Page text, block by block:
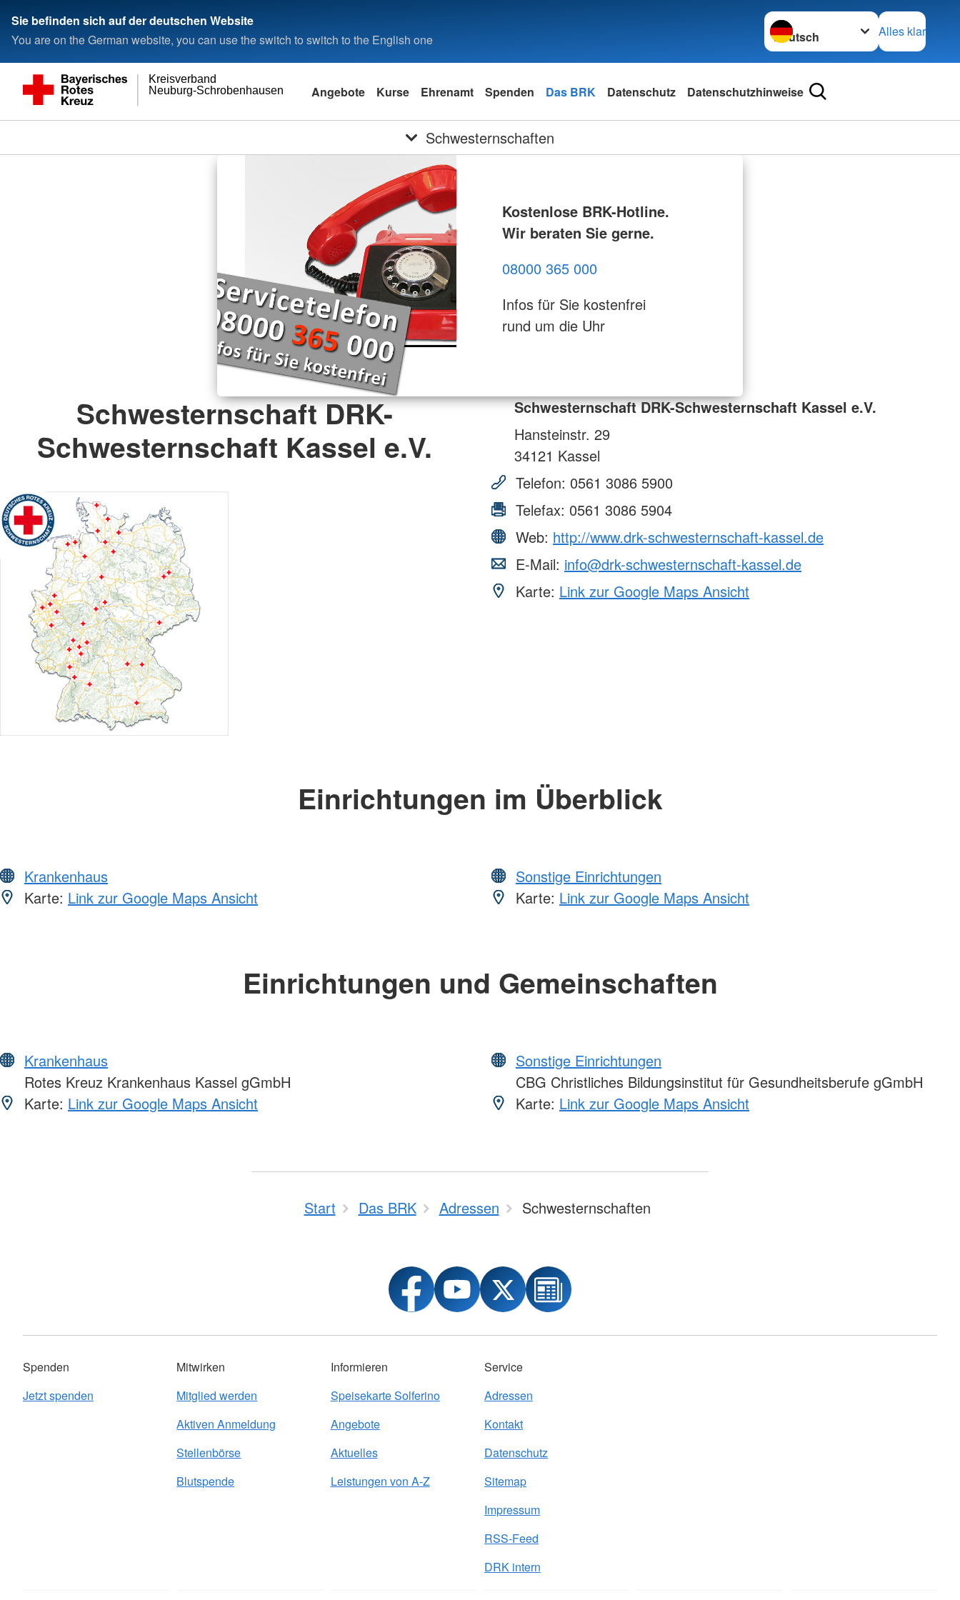
Sie befinden sich auf der deutschen Website
You are on the German website, you can use the switch to switch to the English one
Sprache wechseln zu
Alles klar
Neuburg-Schrobenhausen
Kreisverband
Angebote Kurse Ehrenamt Spenden Das BRK Datenschutz Datenschutzhinweise
Schwesternschaften
Kostenlose BRK-Hotline.
Wir beraten Sie gerne.
08000 365 000
Infos für Sie kostenfrei
rund um die Uhr
Schwesternschaft DRK-
Schwesternschaft Kassel e.V.
Schwesternschaft DRK-Schwesternschaft Kassel e.V.
Hansteinstr. 29
34121 Kassel
Telefon: 0561 3086 5900
Telefax: 0561 3086 5904
Web: http://www.drk-schwesternschaft-kassel.de
E-Mail: info@drk-schwesternschaft-kassel.de
Karte: Link zur Google Maps Ansicht
Einrichtungen im Überblick
Krankenhaus
Karte: Link zur Google Maps Ansicht
Sonstige Einrichtungen
Karte: Link zur Google Maps Ansicht
Einrichtungen und Gemeinschaften
Krankenhaus
Rotes Kreuz Krankenhaus Kassel gGmbH
Karte: Link zur Google Maps Ansicht
Sonstige Einrichtungen
CBG Christliches Bildungsinstitut für Gesundheitsberufe gGmbH
Karte: Link zur Google Maps Ansicht
Start Das BRK Adressen Schwesternschaften
Spenden
Jetzt spenden
Mitwirken
Mitglied werden
Aktiven Anmeldung
Stellenbörse
Blutspende
Informieren
Speisekarte Solferino
Angebote
Aktuelles
Leistungen von A-Z
Service
Adressen
Kontakt
Datenschutz
Sitemap
Impressum
RSS-Feed
DRK intern